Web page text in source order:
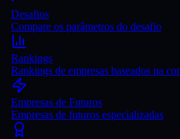
Desafios
Compare os parâmetros do desafio
Rankings
Rankings de empresas baseados na
Empresas de Futuros
Empresas de futuros especializadas